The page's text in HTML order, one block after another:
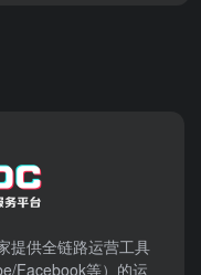
提供全链路运营工具
Facebook等）​的运